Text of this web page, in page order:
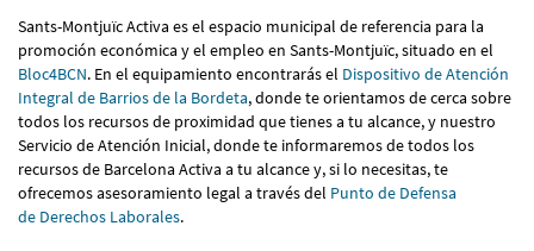
Sants-Montjuïc Activa es el espacio municipal de referencia para la
promoción económica y el empleo en Sants-Montjuïc, situado en el
Bloc4BCN. En el equipamiento encontrarás el Dispositivo de Atención
Integral de Barrios de la Bordeta, donde te orientamos de cerca sobre
todos los recursos de proximidad que tienes a tu alcance, y nuestro
Servicio de Atención Inicial, donde te informaremos de todos los
recursos de Barcelona Activa a tu alcance y, si lo necesitas, te
ofrecemos asesoramiento legal a través del Punto de Defensa
de Derechos Laborales.